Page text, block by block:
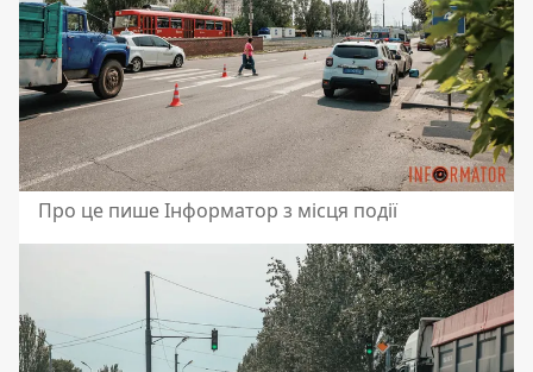
Про це пише Інформатор з місця події